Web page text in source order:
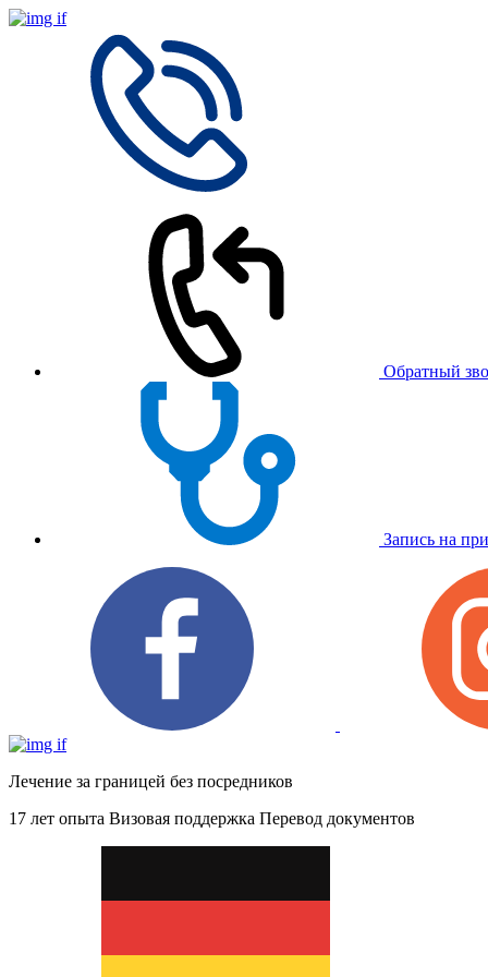
Обратный
Запись на
Лечение за границей без посредников
17 лет опыта Визовая поддержка Перевод документов